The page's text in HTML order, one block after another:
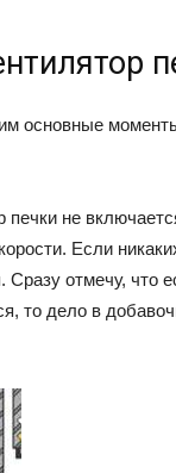
основные
печки не
Если
Сразу отмечу, что
то дело в